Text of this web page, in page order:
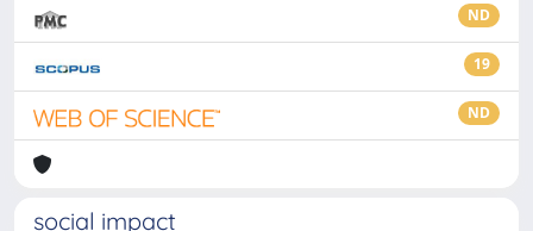
ND
19
ND
social impact